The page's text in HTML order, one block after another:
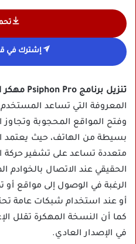
إشترك في
تنزيل برنامج Psiphon Pro مهكر اخر اصدار
المعروفة التي تساعد المستخدم
وفتح المواقع المحجوبة وتجاوز
بسيطة من الهاتف، حيث يعتمد
الحقيقي عند الاتصال بالخوادم
الرغبة في الوصول إلى مواقع
أو عند استخدام شبكات عامة
كما أن النسخة المهكرة تقلل
في الإصدار العادي.